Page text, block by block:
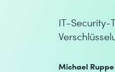
IT-Security-
Michael Ruppe